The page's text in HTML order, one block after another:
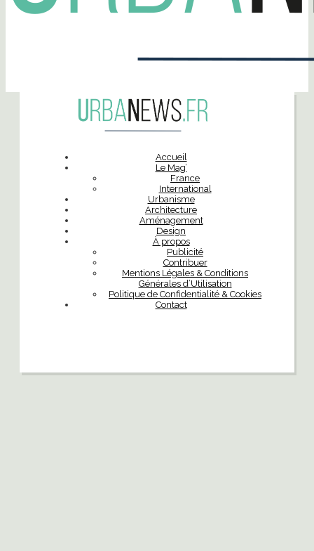
Accueil
Le Mag’
France
International
Urbanisme
Architecture
Aménagement
Design
À propos
Publicité
Contribuer
Mentions Légales & Conditions
Générales d’Utilisation
Politique de Confidentialité & Cookies
Contact